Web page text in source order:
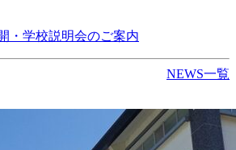
学校説明会のご案内
NEWS一覧